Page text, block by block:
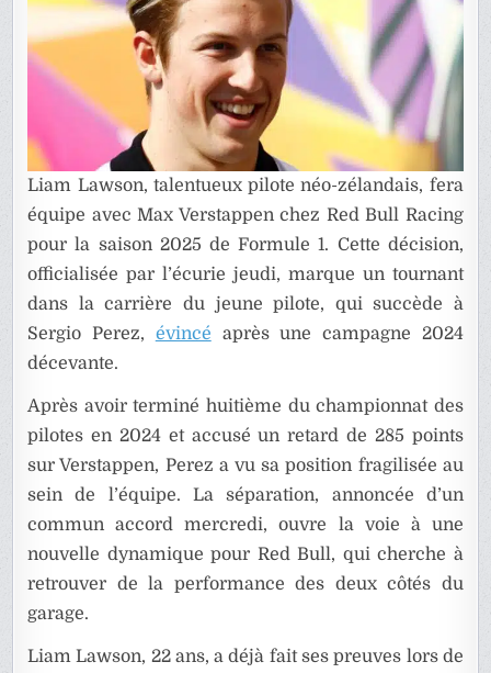
Liam Lawson, talentueux pilote néo-zélandais, fera
équipe avec Max Verstappen chez Red Bull Racing
pour la saison 2025 de Formule 1. Cette décision,
officialisée par l’écurie jeudi, marque un tournant
dans la carrière du jeune pilote, qui succède à
Sergio Perez, évincé après une campagne 2024
décevante.
Après avoir terminé huitième du championnat des
pilotes en 2024 et accusé un retard de 285 points
sur Verstappen, Perez a vu sa position fragilisée au
sein de l’équipe. La séparation, annoncée d’un
commun accord mercredi, ouvre la voie à une
nouvelle dynamique pour Red Bull, qui cherche à
retrouver de la performance des deux côtés du
garage.
Liam Lawson, 22 ans, a déjà fait ses preuves lors de